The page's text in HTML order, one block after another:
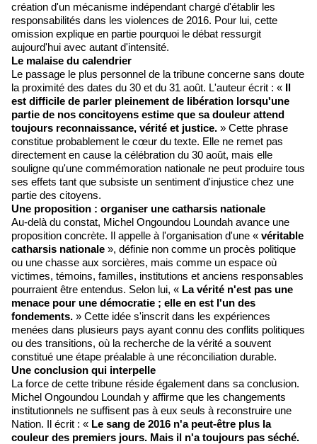
création d'un mécanisme indépendant chargé d'établir les
responsabilités dans les violences de 2016. Pour lui, cette
omission explique en partie pourquoi le débat ressurgit
aujourd'hui avec autant d'intensité.
Le malaise du calendrier
Le passage le plus personnel de la tribune concerne sans doute
la proximité des dates du 30 et du 31 août. L'auteur écrit : « Il
est difficile de parler pleinement de libération lorsqu'une
partie de nos concitoyens estime que sa douleur attend
toujours reconnaissance, vérité et justice. » Cette phrase
constitue probablement le cœur du texte. Elle ne remet pas
directement en cause la célébration du 30 août, mais elle
souligne qu'une commémoration nationale ne peut produire tous
ses effets tant que subsiste un sentiment d'injustice chez une
partie des citoyens.
Une proposition : organiser une catharsis nationale
Au-delà du constat, Michel Ongoundou Loundah avance une
proposition concrète. Il appelle à l'organisation d'une « véritable
catharsis nationale », définie non comme un procès politique
ou une chasse aux sorcières, mais comme un espace où
victimes, témoins, familles, institutions et anciens responsables
pourraient être entendus. Selon lui, « La vérité n'est pas une
menace pour une démocratie ; elle en est l'un des
fondements. » Cette idée s'inscrit dans les expériences
menées dans plusieurs pays ayant connu des conflits politiques
ou des transitions, où la recherche de la vérité a souvent
constitué une étape préalable à une réconciliation durable.
Une conclusion qui interpelle
La force de cette tribune réside également dans sa conclusion.
Michel Ongoundou Loundah y affirme que les changements
institutionnels ne suffisent pas à eux seuls à reconstruire une
Nation. Il écrit : « Le sang de 2016 n'a peut-être plus la
couleur des premiers jours. Mais il n'a toujours pas séché.